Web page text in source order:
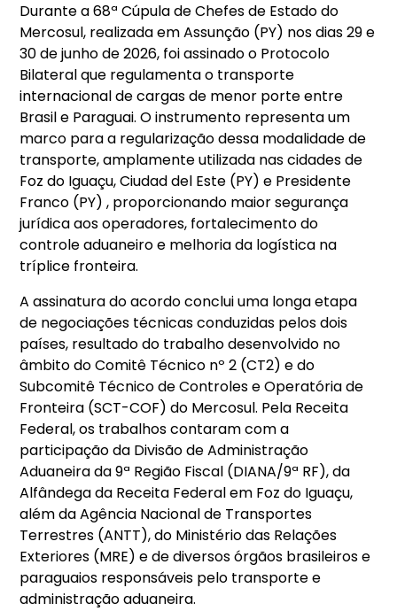
Durante a 68ª Cúpula de Chefes de Estado do
Mercosul, realizada em Assunção (PY) nos dias 29 e
30 de junho de 2026, foi assinado o Protocolo
Bilateral que regulamenta o transporte
internacional de cargas de menor porte entre
Brasil e Paraguai. O instrumento representa um
marco para a regularização dessa modalidade de
transporte, amplamente utilizada nas cidades de
Foz do Iguaçu, Ciudad del Este (PY) e Presidente
Franco (PY) , proporcionando maior segurança
jurídica aos operadores, fortalecimento do
controle aduaneiro e melhoria da logística na
tríplice fronteira.
A assinatura do acordo conclui uma longa etapa
de negociações técnicas conduzidas pelos dois
países, resultado do trabalho desenvolvido no
âmbito do Comitê Técnico nº 2 (CT2) e do
Subcomitê Técnico de Controles e Operatória de
Fronteira (SCT-COF) do Mercosul. Pela Receita
Federal, os trabalhos contaram com a
participação da Divisão de Administração
Aduaneira da 9ª Região Fiscal (DIANA/9ª RF), da
Alfândega da Receita Federal em Foz do Iguaçu,
além da Agência Nacional de Transportes
Terrestres (ANTT), do Ministério das Relações
Exteriores (MRE) e de diversos órgãos brasileiros e
paraguaios responsáveis pelo transporte e
administração aduaneira.